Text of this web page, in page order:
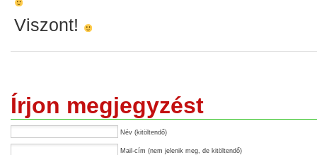
Viszont!
Írjon megjegyzést
Név (kitöltendő)
Mail-cím (nem jelenik meg, de kitöltendő)